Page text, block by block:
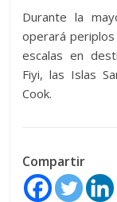
Durante la
operará
escalas en
Fiyi, las Islas
Cook.
Compartir